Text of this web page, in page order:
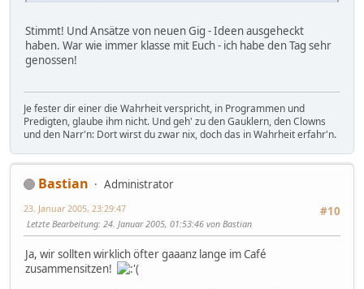
Stimmt! Und Ansätze von neuen Gig - Ideen ausgeheckt
haben. War wie immer klasse mit Euch - ich habe den Tag sehr
genossen!
Je fester dir einer die Wahrheit verspricht, in Programmen und
Predigten, glaube ihm nicht. Und geh' zu den Gauklern, den Clowns
und den Narr'n: Dort wirst du zwar nix, doch das in Wahrheit erfahr'n.
Bastian
Administrator
#10
23. Januar 2005, 23:29:47
Letzte Bearbeitung: 24. Januar 2005, 01:53:46 von Bastian
Ja, wir sollten wirklich öfter gaaanz lange im Café
zusammensitzen!